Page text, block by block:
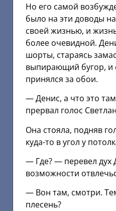
Но его самой
было на эти доводы
своей жизнью, и
более очевидной.
шорты, стараясь
выпирающий бугор, и
принялся за обои.
— Денис, а что это
прервал голос
Она стояла, подняв
куда-то в угол у
— Где? — перевел дух
возможности
— Вон там, смотри.
плесень?